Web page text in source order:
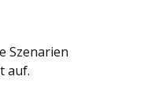
Szenarien
auf.